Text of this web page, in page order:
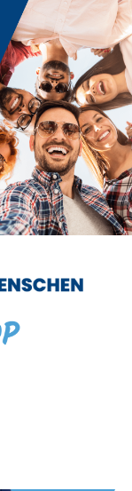
×
×